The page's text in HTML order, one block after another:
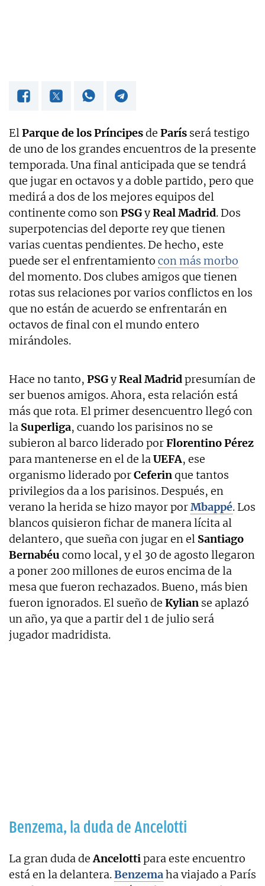
ElParque de los Príncipesde París será testigo
de uno de los grandes encuentros de la presente
temporada. Una final anticipada que se tendrá
que jugar en octavos y a doble partido, pero que
medirá a dos de los mejores equipos del
continente como sonPSGyReal Madrid. Dos
superpotencias del deporte rey que tienen
varias cuentas pendientes. De hecho, este
puede ser el enfrentamiento con más morbo
del momento. Dos clubes amigos que tienen
rotas sus relaciones por varios conflictos en los
que no están de acuerdo se enfrentarán en
octavos de final con el mundo entero
mirándoles.
Hace no tanto, PSGyReal Madridpresumían de
ser buenos amigos. Ahora, esta relación está
más que rota. El primer desencuentro llegó con
la Superliga, cuando los parisinos no se
subieron al barco liderado porFlorentino Pérez
para mantenerse en el de laUEFA, ese
organismo liderado porCeferinque tantos
privilegios da a los parisinos. Después, en
verano la herida se hizo mayor porMbappé. Los
blancos quisieron fichar de manera lícita al
delantero, que sueña con jugar en el Santiago
Bernabéu como local, y el 30 de agosto llegaron
a poner 200 millones de euros encima de la
mesa que fueron rechazados. Bueno, más bien
fueron ignorados. El sueño de Kylian se aplazó
un año, ya que a partir del 1 de julio será
jugador madridista.
Benzema, la duda de Ancelotti
La gran duda deAncelottipara este encuentro
está en la delantera.Benzemaha viajado a París